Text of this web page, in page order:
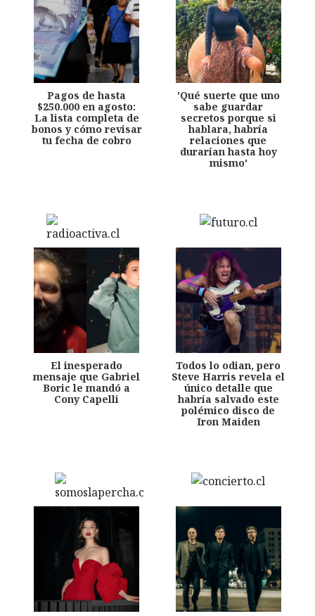
Pagos de hasta
$250.000 en agosto:
La lista completa de
bonos y cómo revisar
tu fecha de cobro
'Qué suerte que uno
sabe guardar
secretos porque si
hablara, habría
relaciones que
durarían hasta hoy
mismo'
El inesperado
mensaje que Gabriel
Boric le mandó a
Cony Capelli
Todos lo odian, pero
Steve Harris revela el
único detalle que
habría salvado este
polémico disco de
Iron Maiden